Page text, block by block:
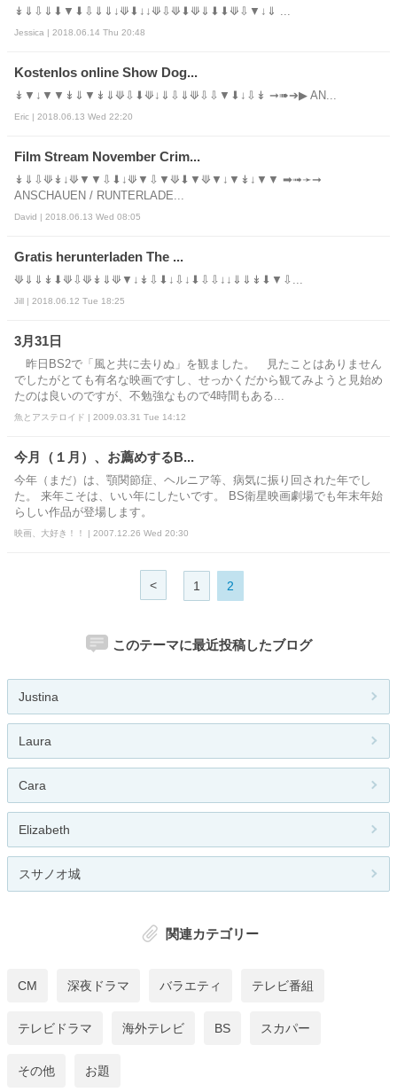
↡⇓⇩⇓⬇▼⬇⇩⇓⇓↓⟱⬇↓↓⟱⇩⟱⬇⟱⇓⬇⬇⟱⇩▼↓⇓ ...
Jessica | 2018.06.14 Thu 20:48
Kostenlos online Show Dog...
↡▼↓▼▼↡⇓▼↡⇓⟱⇩⬇⟱↓⇓⇩⇓⟱⇩⇩▼⬇↓⇩↡ ➞➠➔▶ AN...
Eric | 2018.06.13 Wed 22:20
Film Stream November Crim...
↡⇓⇩⟱↡↓⟱▼▼⇩⬇↓⟱▼⇩▼⟱⬇▼⟱▼↓▼↡↓▼▼ ➡➟➛➞
ANSCHAUEN / RUNTERLADE...
David | 2018.06.13 Wed 08:05
Gratis herunterladen The ...
⟱⇓⇓↡⬇⟱⇩⟱↡⇓⟱▼↓↡⇩⬇↓⇩↓⬇⇩⇩↓↓⇓⇓↡⬇▼⇩...
Jill | 2018.06.12 Tue 18:25
3月31日
昨日BS2で「風と共に去りぬ」を観ました。 見たことはありません
でしたがとても有名な映画ですし、せっかくだから観てみようと見始め
たのは良いのですが、不勉強なもので4時間もある...
魚とアステロイド | 2009.03.31 Tue 14:12
今月（１月）、お薦めするB...
今年（まだ）は、顎関節症、ヘルニア等、病気に振り回された年でし
た。 来年こそは、いい年にしたいです。 BS衛星映画劇場でも年末年始
らしい作品が登場します。
映画、大好き！！ | 2007.12.26 Wed 20:30
< 1 2
このテーマに最近投稿したブログ
Justina
Laura
Cara
Elizabeth
スサノオ城
関連カテゴリー
CM 深夜ドラマ バラエティ テレビ番組
テレビドラマ 海外テレビ BS スカパー
その他 お題